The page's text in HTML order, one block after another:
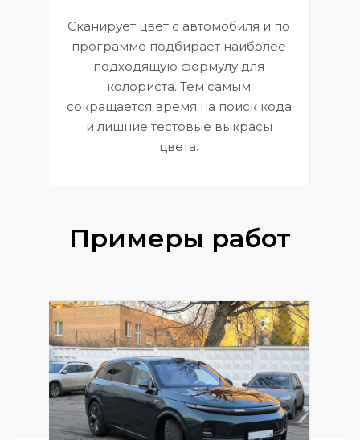
Сканирует цвет с автомобиля и по
программе подбирает наиболее
подходящую формулу для
колориста. Тем самым
сокращается время на поиск кода
и лишние тестовые выкрасы
цвета.
Примеры работ